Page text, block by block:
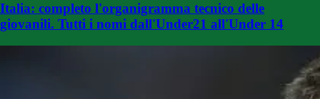
Italia: completo l'organigramma tecnico delle
giovanili. Tutti i nomi dall'Under21 all'Under 14